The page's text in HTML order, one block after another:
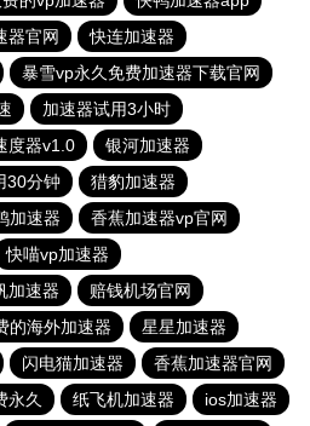
器官网
快连加速器
暴雪vp永久免费加速器下载官网
加速器试用3小时
度器v1.0
银河加速器
30分钟
猎豹加速器
加速器
香蕉加速器vp官网
快喵vp加速器
加速器
赔钱机场官网
的海外加速器
星星加速器
闪电猫加速器
香蕉加速器官网
永久 纸飞机加速器 ios加速器